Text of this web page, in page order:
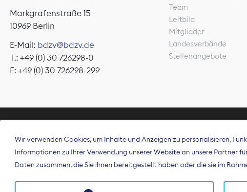
Markgrafenstraße 15
10969 Berlin
E-Mail: bdzv@bdzv.de
T.: +49 (0) 30 726298-0
F: +49 (0) 30 726298-299
Team
Leitbild
Mitglieder
Landesverbände
Stellenangebote
Der
Deutschland und
Wir verwenden Cookies, um Inhalte und Anzeigen zu personalisieren,
Informationen zu Ihrer Verwendung unserer Website an unsere Partner
Daten zusammen, die Sie ihnen bereitgestellt haben oder die sie im